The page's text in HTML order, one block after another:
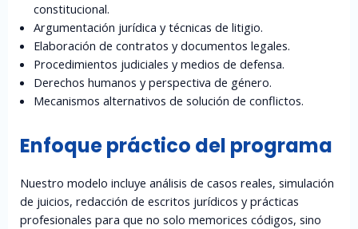
constitucional.
Argumentación jurídica y técnicas de litigio.
Elaboración de contratos y documentos legales.
Procedimientos judiciales y medios de defensa.
Derechos humanos y perspectiva de género.
Mecanismos alternativos de solución de conflictos.
Enfoque práctico del programa
Nuestro modelo incluye análisis de casos reales, simulación
de juicios, redacción de escritos jurídicos y prácticas
profesionales para que no solo memorices códigos, sino